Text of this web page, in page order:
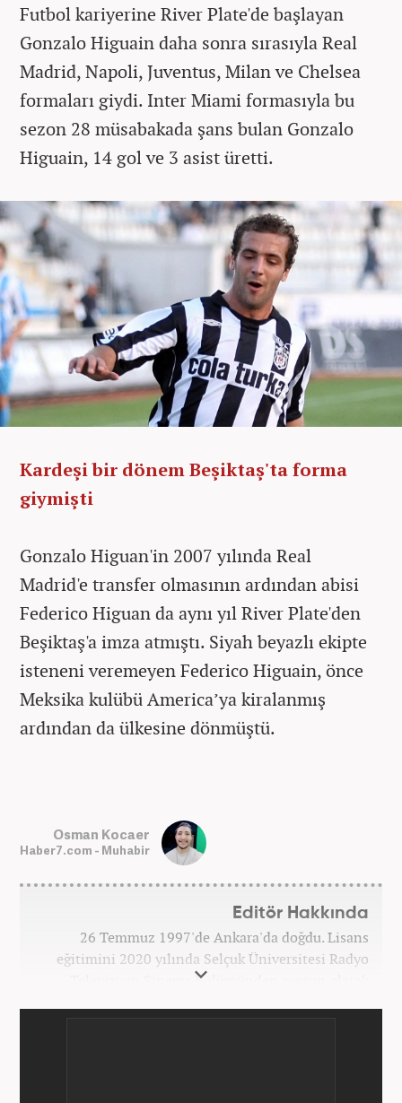
Futbol kariyerine River Plate'de başlayan
Gonzalo Higuain daha sonra sırasıyla Real
Madrid, Napoli, Juventus, Milan ve Chelsea
formaları giydi. Inter Miami formasıyla bu
sezon 28 müsabakada şans bulan Gonzalo
Higuain, 14 gol ve 3 asist üretti.
Kardeşi bir dönem Beşiktaş'ta forma
giymişti
Gonzalo Higuan'in 2007 yılında Real
Madrid'e transfer olmasının ardından abisi
Federico Higuan da aynı yıl River Plate'den
Beşiktaş'a imza atmıştı. Siyah beyazlı ekipte
isteneni veremeyen Federico Higuain, önce
Meksika kulübü America’ya kiralanmış
ardından da ülkesine dönmüştü.
Osman Kocaer
Haber7.com - Muhabir
Editör Hakkında
26 Temmuz 1997'de Ankara'da doğdu. Lisans
eğitimini 2020 yılında Selçuk Üniversitesi Radyo
Televizyon Sinema bölümünden mezun olarak